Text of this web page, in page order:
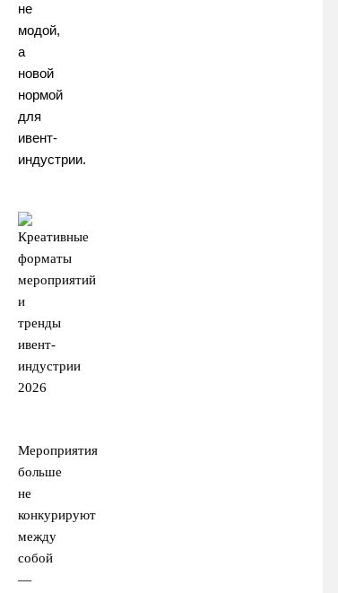
не
модой,
а
новой
нормой
для
ивент-
индустрии.
Мероприятия
больше
не
конкурируют
между
собой
—